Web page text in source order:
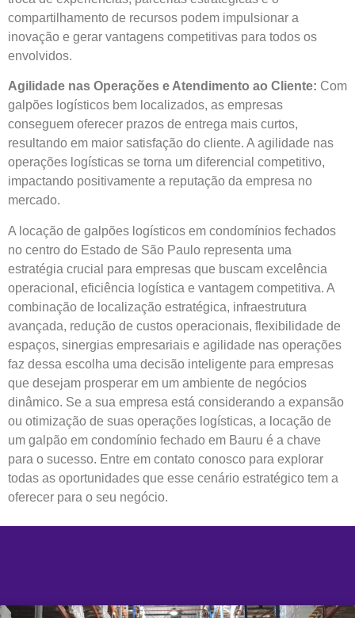
compartilhamento de recursos podem impulsionar a
inovação e gerar vantagens competitivas para todos os
envolvidos.
Agilidade nas Operações e Atendimento ao Cliente: Com
galpões logísticos bem localizados, as empresas
conseguem oferecer prazos de entrega mais curtos,
resultando em maior satisfação do cliente. A agilidade nas
operações logísticas se torna um diferencial competitivo,
impactando positivamente a reputação da empresa no
mercado.
A locação de galpões logísticos em condomínios fechados
no centro do Estado de São Paulo representa uma
estratégia crucial para empresas que buscam excelência
operacional, eficiência logística e vantagem competitiva. A
combinação de localização estratégica, infraestrutura
avançada, redução de custos operacionais, flexibilidade de
espaços, sinergias empresariais e agilidade nas operações
faz dessa escolha uma decisão inteligente para empresas
que desejam prosperar em um ambiente de negócios
dinâmico. Se a sua empresa está considerando a expansão
ou otimização de suas operações logísticas, a locação de
um galpão em condomínio fechado em Bauru é a chave
para o sucesso. Entre em contato conosco para explorar
todas as oportunidades que esse cenário estratégico tem a
oferecer para o seu negócio.